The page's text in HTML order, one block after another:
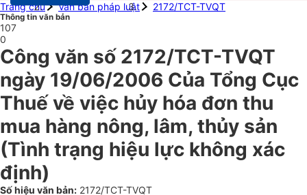
Trang chủ
Văn bản pháp luật 2172/TCT-TVQT
Thông tin văn bản
107
0
Công văn số 2172/TCT-TVQT
ngày 19/06/2006 Của Tổng Cục
Thuế về việc hủy hóa đơn thu
mua hàng nông, lâm, thủy sản
(Tình trạng hiệu lực không xác
định)
Số hiệu văn bản: 2172/TCT-TVQT